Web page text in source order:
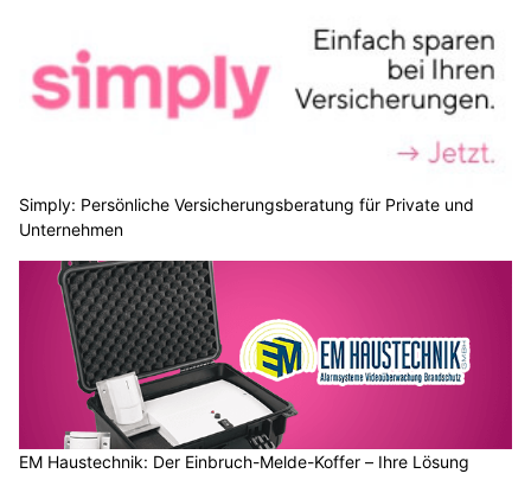
Simply: Persönliche Versicherungsberatung für Private und
Unternehmen
EM Haustechnik: Der Einbruch-Melde-Koffer – Ihre Lösung